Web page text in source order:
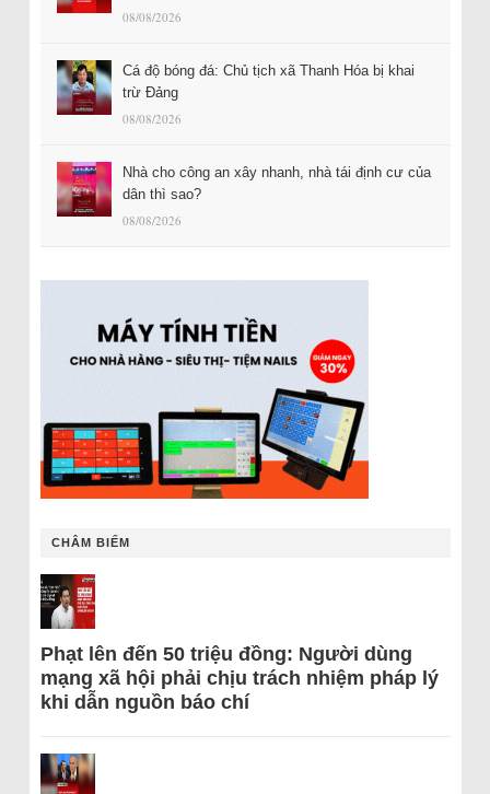
08/08/2026
Cá độ bóng đá: Chủ tịch xã Thanh Hóa bị khai
trừ Đảng
08/08/2026
Nhà cho công an xây nhanh, nhà tái định cư của
dân thì sao?
08/08/2026
CHÂM BIẾM
Phạt lên đến 50 triệu đồng: Người dùng
mạng xã hội phải chịu trách nhiệm pháp lý
khi dẫn nguồn báo chí